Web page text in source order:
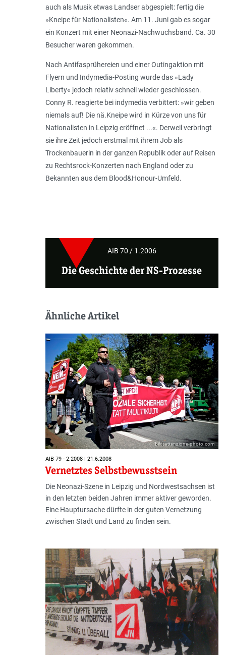
auch als Musik etwas Landser abgespielt: fertig die
»Kneipe für Nationalisten«. Am 11. Juni gab es sogar
ein Konzert mit einer Neonazi-Nachwuchsband. Ca. 30
Besucher waren gekommen.
Nach Antifasprühereien und einer Outingaktion mit
Flyern und Indymedia-Posting wurde das »Lady
Liberty« jedoch relativ schnell wieder geschlossen.
Conny R. reagierte bei indymedia verbittert: »wir geben
niemals auf! Die nä.Kneipe wird in Kürze von uns für
Nationalisten in Leipzig eröffnet ...«. Derweil verbringt
sie ihre Zeit jedoch erstmal mit ihrem Job als
Trockenbauerin in der ganzen Republik oder auf Reisen
zu Rechtsrock-Konzerten nach England oder zu
Bekannten aus dem Blood&Honour-Umfeld.
AIB 70 / 1.2006
Die Geschichte der NS-Prozesse
Ähnliche Artikel
Bild: attenzione-photo.com
AIB 79 - 2.2008 | 21.6.2008
Vernetztes Selbstbewusstsein
Die Neonazi-Szene in Leipzig und Nordwestsachsen ist
in den letzten beiden Jahren immer aktiver geworden.
Eine Hauptursache dürfte in der guten Vernetzung
zwischen Stadt und Land zu finden sein.